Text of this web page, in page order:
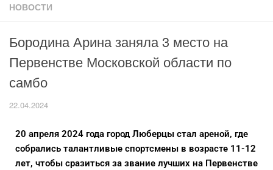
НОВОСТИ
Бородина Арина заняла 3 место на
Первенстве Московской области по
самбо
22.04.2024
20 апреля 2024 года город Люберцы стал ареной, где
собрались талантливые спортсмены в возрасте 11-12
лет, чтобы сразиться за звание лучших на Первенстве